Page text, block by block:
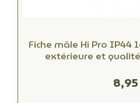
Fiche mâle Hi Pro IP44
extérieure et